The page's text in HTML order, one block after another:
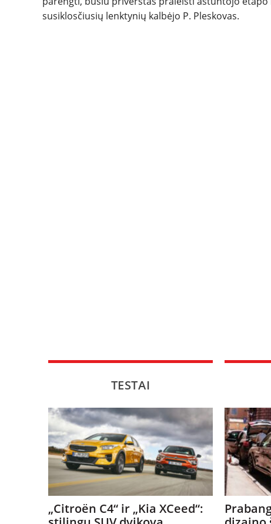
susiklosčiusių lenktynių kalbėjo P. Pleskovas.
TESTAI
„Citroën C4“ ir „Kia XCeed“: